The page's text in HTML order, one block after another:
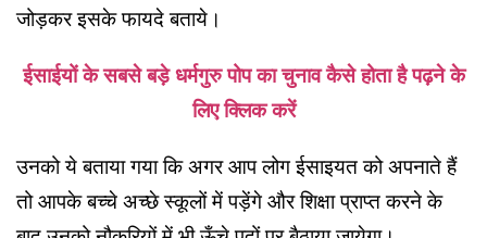
जोड़कर इसके फायदे बताये।
ईसाईयों के सबसे बड़े धर्मगुरु पोप का चुनाव कैसे होता है पढ़ने के
लिए क्लिक करें
उनको ये बताया गया कि अगर आप लोग ईसाइयत को अपनाते हैं
तो आपके बच्चे अच्छे स्कूलों में पड़ेंगे और शिक्षा प्राप्त करने के